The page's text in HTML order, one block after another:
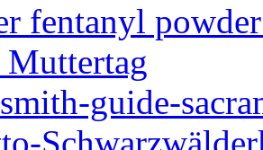
fentanyl
Muttertag
guide-